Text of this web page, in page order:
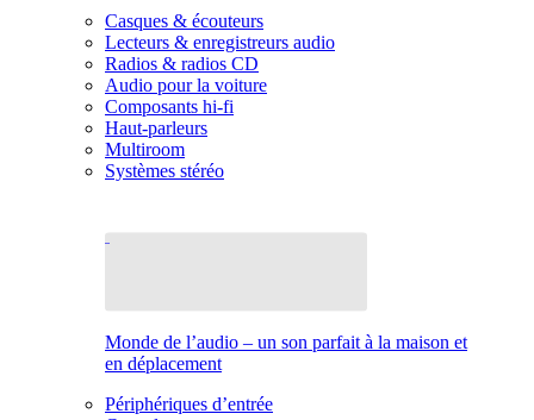
Casques & écouteurs
Lecteurs & enregistreurs audio
Radios & radios CD
Audio pour la voiture
Composants hi-fi
Haut-parleurs
Multiroom
Systèmes stéréo
Monde de l’audio – un son parfait à la maison et
en déplacement
Périphériques d’entrée